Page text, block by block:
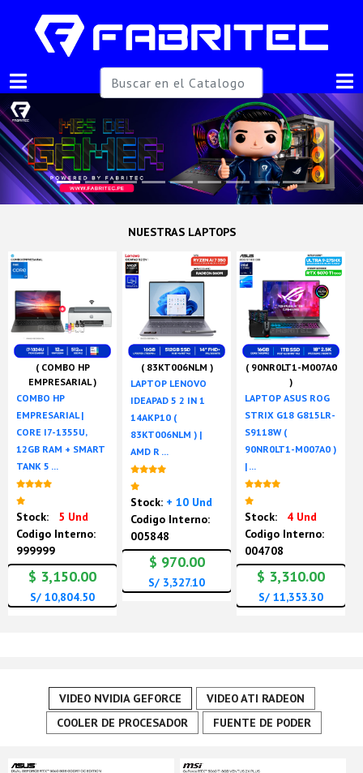
Previous Next
NUESTRAS LAPTOPS
( COMBO HP
EMPRESARIAL )
COMBO HP
EMPRESARIAL |
CORE I7-1355U,
12GB RAM + SMART
TANK 5 ...
Stock:
5 Und
Codigo Interno:
999999
$ 3,150.00
S/ 10,804.50
( 83KT006NLM )
LAPTOP LENOVO
IDEAPAD 5 2 IN 1
14AKP10 (
83KT006NLM ) |
AMD R ...
Stock: + 10 Und
Codigo Interno:
005848
$ 970.00
S/ 3,327.10
( 90NR0LT1-M007A0
)
LAPTOP ASUS ROG
STRIX G18 G815LR-
S9118W (
90NR0LT1-M007A0 )
| ...
Stock:
4 Und
Codigo Interno:
004708
$ 3,310.00
S/ 11,353.30
VIDEO NVIDIA GEFORCE
VIDEO ATI RADEON
COOLER DE PROCESADOR
FUENTE DE PODER